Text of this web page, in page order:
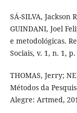
SÁ-SILVA, Jackson
GUINDANI, Joel
e metodológicas.
Sociais, v. 1, n. 1,
THOMAS, Jerry;
Métodos da
Alegre: Artmed,